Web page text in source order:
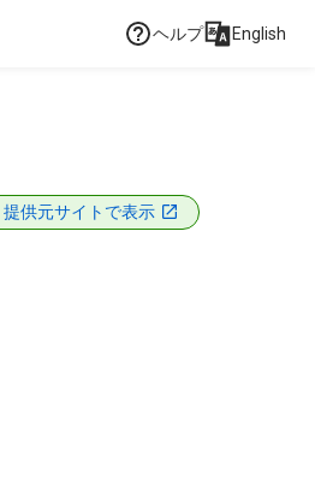
ヘルプ English
提供元サイトで表示